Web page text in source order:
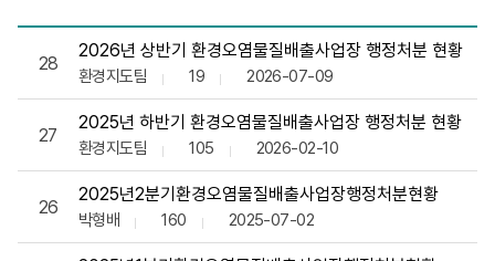
환경지도점검결과 목록으로 번호, 제목, 작성자, 조회수,등록
28
2026년 상반기 환경오염물질배출사업장 행정처분 현황
환경지도팀 19 2026-07-09
27
2025년 하반기 환경오염물질배출사업장 행정처분 현황
환경지도팀 105 2026-02-10
26
2025년2분기환경오염물질배출사업장행정처분현황
박형배 160 2025-07-02